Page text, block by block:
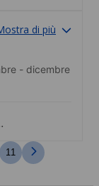
di più
- dicembre
11